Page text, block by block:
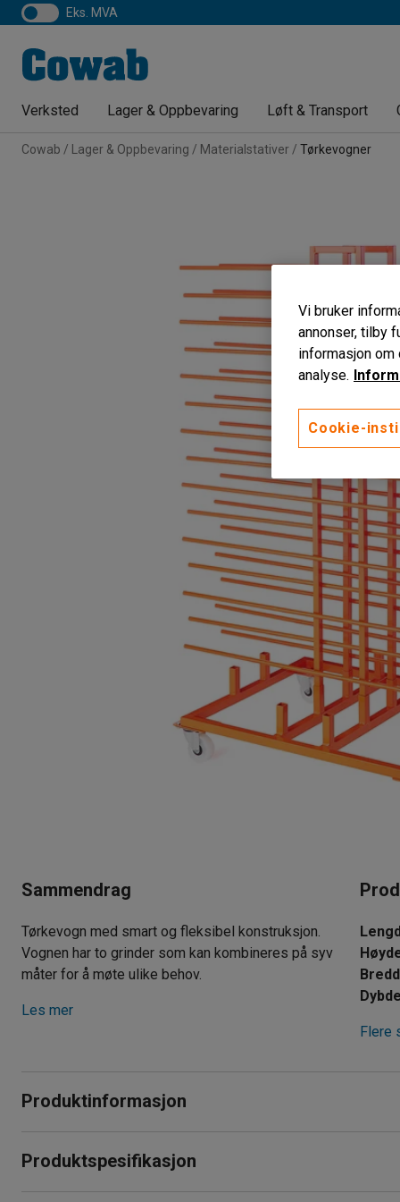
eks. MVA
Verksted Lager & Oppbevaring Løft & Transport
Cowab Lager & Oppbevaring Materialstativer Tørkevogner
Sammendrag
Tørkevogn med smart og fleksibel konstruksjon.
Vognen har to grinder som kan kombineres på syv
måter for å møte ulike behov.
Les mer
Dybde
Flere
Produktinformasjon
tørkevogn samler du alle skivene på samme plass for
Produktspesifikasjon
Vi bruker
annonser, tilby
informasjon om
analyse.
Cookie-